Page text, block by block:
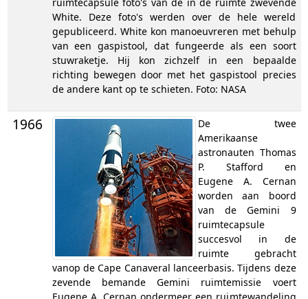
White. Deze foto's werden over de hele wereld
gepubliceerd. White kon manoeuvreren met behulp
van een gaspistool, dat fungeerde als een soort
stuwraketje. Hij kon zichzelf in een bepaalde
richting bewegen door met het gaspistool precies
de andere kant op te schieten. Foto: NASA
1966
De twee
Amerikaanse
astronauten Thomas
P. Stafford en
Eugene A. Cernan
worden aan boord
van de Gemini 9
ruimtecapsule
succesvol in de
ruimte gebracht
vanop de Cape Canaveral lanceerbasis. Tijdens deze
zevende bemande Gemini ruimtemissie voert